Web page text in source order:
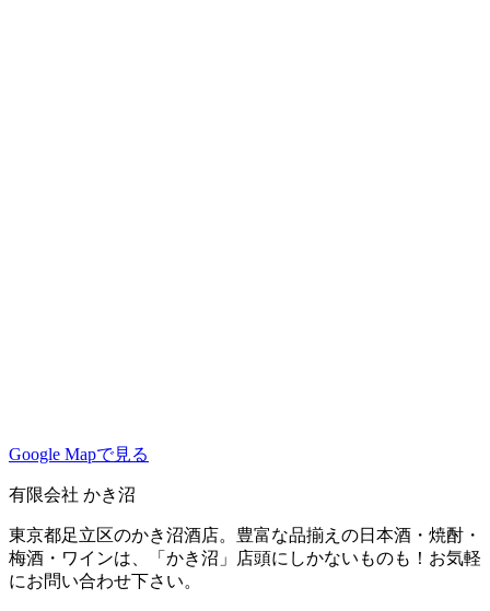
Google Mapで見る
有限会社 かき沼
東京都足立区のかき沼酒店。豊富な品揃えの日本酒・焼酎・
梅酒・ワインは、「かき沼」店頭にしかないものも！お気軽
にお問い合わせ下さい。